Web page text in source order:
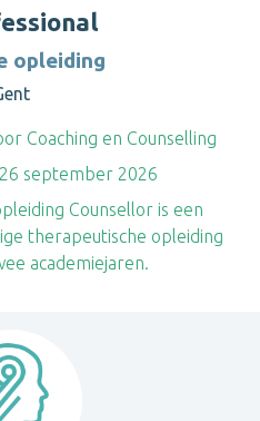
opleiding
Coaching en Counselling
26 september 2026
Counsellor is een
therapeutische opleiding
academiejaren.